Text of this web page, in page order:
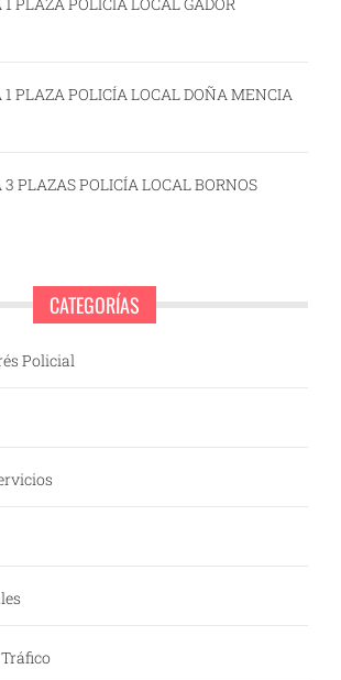
1 PLAZA POLICÍA LOCAL DOÑA MENCIA
PLAZAS POLICÍA LOCAL BORNOS
CATEGORÍAS
Policial